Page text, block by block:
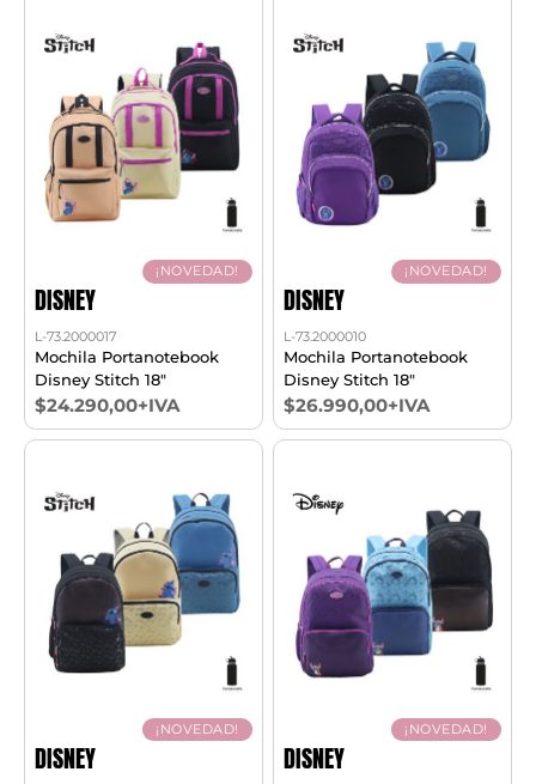
¡NOVEDAD!
DISNEY
L-73.2000017
Mochila Portanotebook
Disney Stitch 18"
$24.290,00+IVA
¡NOVEDAD!
DISNEY
L-73.2000010
Mochila Portanotebook
Disney Stitch 18"
$26.990,00+IVA
¡NOVEDAD!
DISNEY
¡NOVEDAD!
DISNEY